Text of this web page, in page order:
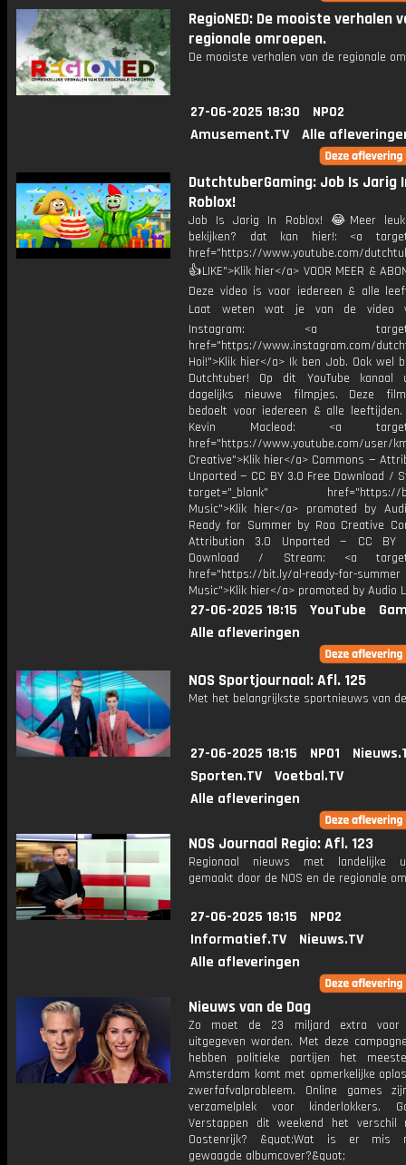
RegioNED: De mooiste verhalen
regionale omroepen.
De mooiste verhalen van de regionale
27-06-2025 18:30
NPO2
Amusement.TV
Alle
DutchtuberGaming: Job Is Jarig
Roblox!
Job Is Jarig In Roblox! 😂Meer
bekijken? dat kan hier!: <a
href="https://www.youtube.com/
👍LIKE">Klik hier</a> VOOR MEER &
Deze video is voor iedereen & alle
Laat weten wat je van de video
Instagram: <a
href="https://www.instagram.com/
Hoi!">Klik hier</a> Ik ben Job. Ook wel
Dutchtuber! Op dit YouTube kanaal
dagelijks nieuwe filmpjes. Deze
bedoelt voor iedereen & alle
Kevin Macleod: <a
href="https://www.youtube.com/user/
Creative">Klik hier</a> Commons —
Unported — CC BY 3.0 Free Download /
target="_blank" href="https://
Music">Klik hier</a> promoted by
Ready for Summer by Roa Creative
Attribution 3.0 Unported — CC BY
Download / Stream: <a
href="https://bit.ly/al-ready-for-summer
Music">Klik hier</a> promoted by Audio
27-06-2025 18:15 YouTube
Alle afleveringen
NOS Sportjournaal: Afl. 125
Met het belangrijkste sportnieuws van
27-06-2025 18:15 NPO1
Sporten.TV
Voetbal.TV
Alle afleveringen
NOS Journaal Regio: Afl. 123
Regionaal nieuws met landelijke
gemaakt door de NOS en de regionale
27-06-2025 18:15
NPO2
Informatief.TV
Nieuws.TV
Alle afleveringen
Nieuws van de Dag
Zo moet de 23 miljard extra voor
uitgegeven worden. Met deze
hebben politieke partijen het
Amsterdam komt met opmerkelijke
zwerfafvalprobleem. Online games
verzamelplek voor kinderlokkers.
Verstappen dit weekend het verschil
Oostenrijk? &quot;Wat is er mis
gewaagde albumcover?&quot;